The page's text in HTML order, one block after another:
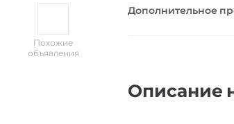
Похожие
объявления
Дополнительное
Описание